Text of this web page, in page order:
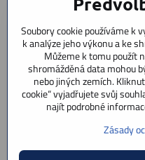
CYCLESTAR s​.r​.o​.
Praha 5 Radotín
153 00
+420 602 856 404
+420 723 603 807
servis
info​@cyclestar​.cz
Soubory cookie používáme k
k analýze jeho výkonu a ke
Můžeme k tomu použít
shromážděná data mohou
nebo jiných zemích.
cookie“ vyjadřujete svůj
najít podrobné
Zásady